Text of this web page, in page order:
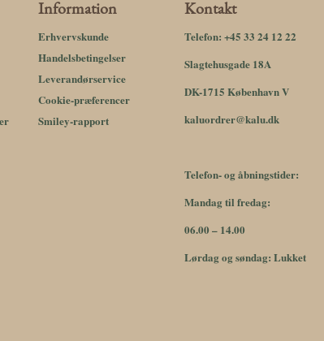
Information
Erhvervskunde
Handelsbetingelser
Leverandørservice
Cookie-præferencer
Smiley-rapport
Kontakt
Telefon: +45 33 24 12 22
Slagtehusgade 18A
DK-1715 København V
kaluordrer@kalu.dk
Telefon- og åbningstider:
Mandag til fredag:
06.00 – 14.00
Lørdag og søndag: Lukket